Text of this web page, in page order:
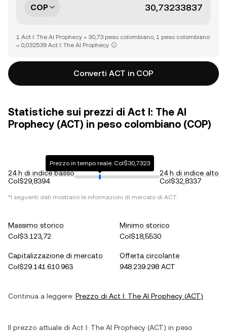
COP
1 Act I: The AI Prophecy = 30,73 peso colombiano, 1 peso colombiano
= 0,032539 Act I: The AI Prophecy
Converti ACT in COP
Statistiche sui prezzi di Act I: The AI
Prophecy (ACT) in peso colombiano (COP)
24 h di indice basso
Col$29,8394
Prezzo in tempo reale: Col$30,7323
24 h di indice alto
Col$32,8337
*I seguenti dati mostrano le informazioni di mercato di ACT.
Massimo storico
Col$3.123,72
Minimo storico
Col$18,5530
Capitalizzazione di mercato
Col$29.141.610.963
Offerta circolante
948.239.298 ACT
Continua a leggere: Prezzo di Act I: The AI Prophecy (ACT)
Il prezzo attuale di Act I: The AI Prophecy (ACT) in peso